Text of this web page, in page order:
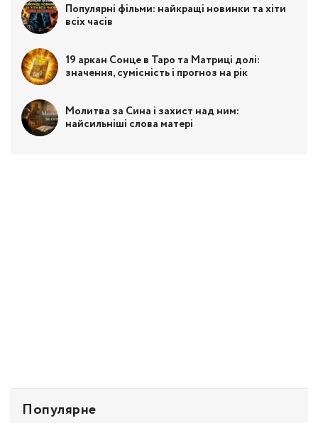
Популярні фільми: найкращі новинки та хіти
всіх часів
19 аркан Сонце в Таро та Матриці долі:
значення, сумісність і прогноз на рік
Молитва за Сина і захист над ним:
найсильніші слова матері
Популярне